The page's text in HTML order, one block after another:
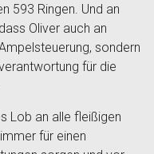
593 Ringen. Und an
Oliver auch an
sondern
für die
Lob an alle fleißigen
für einen